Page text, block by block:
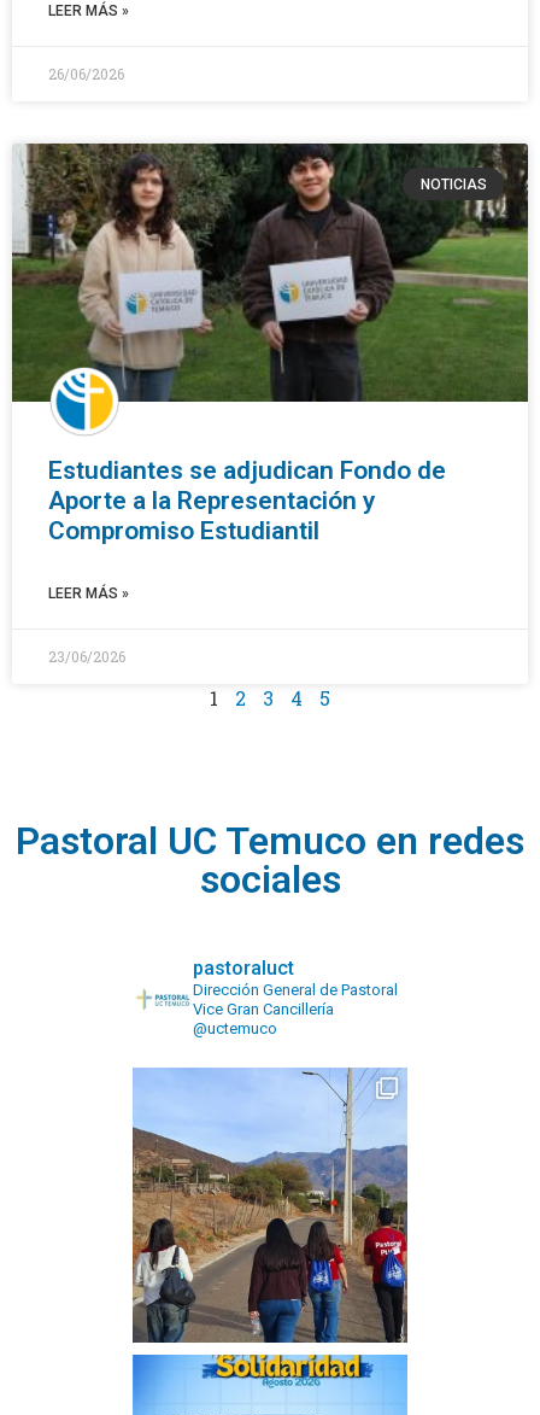
LEER MÁS »
26/06/2026
NOTICIAS
Estudiantes se adjudican Fondo de
Aporte a la Representación y
Compromiso Estudiantil
LEER MÁS »
23/06/2026
1 2 3 4 5
Pastoral UC Temuco en redes
sociales
pastoraluct
Dirección General de Pastoral
Vice Gran Cancillería
@uctemuco